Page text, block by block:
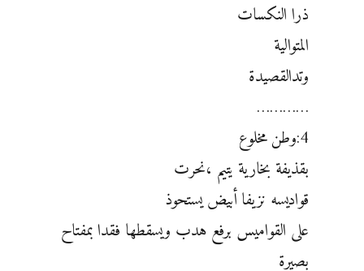
ذرا النكسات
المتوالية
وتدالقصيدة
…………
4:وطن مخلوع
بقذيفة بخارية يتيم ،نحرت
قواديسه نزيفا أبيض يستحوذ
على القواميس برفع هدب ويسقطها فقدا بمفتاح
بصيرة